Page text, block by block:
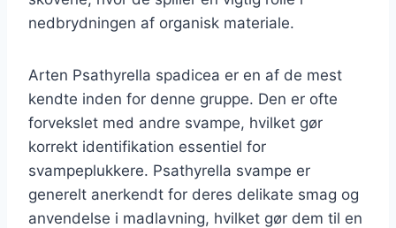
nedbrydningen af organisk materiale.
Arten Psathyrella spadicea er en af de mest
kendte inden for denne gruppe. Den er ofte
forvekslet med andre svampe, hvilket gør
korrekt identifikation essentiel for
svampeplukkere. Psathyrella svampe er
generelt anerkendt for deres delikate smag og
anvendelse i madlavning, hvilket gør dem til en